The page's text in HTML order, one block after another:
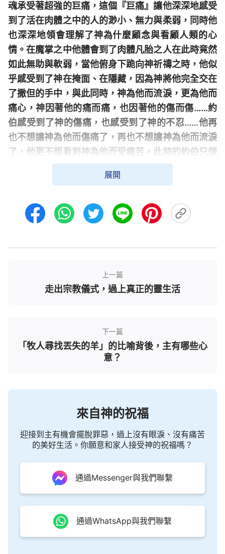
魂承受著超強的巨痛，這個『巨痛』讓他深深地感受
到了活在肉體之中的人的渺小、無力與柔弱，同時他
也深深地領會理解了神為什麼顧念與看顧人類的心
情。在魔掌之中他體會到了肉體凡胎之人在此時竟然
如此無助與軟弱，當他俯身下跪向神祈禱之時，他似
乎感受到了神在掩面、在隱藏，因為神將他完全交在
了撒但的手中，與此同時，神為他而流淚，更為他而
痛心，神因著他的痛而痛，也因著他的傷而傷……約
伯感受到了神的傷痛，也感受到了神的不忍……他再
也不想讓神為他而傷痛了，再也不想讓神為他而流淚
了，他更不想看到神為他而受痛苦。此時的約伯只想
掙脫這肉體凡胎，不再忍受這肉體給他帶來的疼痛，
因為這樣神就不再為他的疼痛而受痛苦了，但是他做
神擔憂』所帶來的痛苦。這雙重的疼痛，一份來自肉
體，一份來自心靈，讓約伯承受撕心裂肺、肝腸寸斷
約伯寧願自己沒有投胎人世，寧願自己不存在，也不
至厭煩與自己有關的一切。他不願再提起他的生日與
和他出生有關的一切，所以他便開口咒詛自己的生
願我生的那日和說懷了男胎的那夜都
著他而受痛苦的自責與虧欠：願那日變為黑暗，願神
不從上面尋找它，願亮光不照於其上。這兩段話將約
伯當時的心情表達到了極致，也將約伯此人的完全正
的信與順服還有他對神的敬畏在此時得到了真正的昇
華，當然，這個『昇華』正是神預期要達到的果
展開
上一篇
走出宗教儀式，過上真正的靈生活
下一篇
「牧人尋找丟失的羊」的比喻背後，主有哪些心
意？
來自神的祝福
迎接到主有機會擺脫罪惡，過上沒有眼淚、沒有痛苦
的美好生活。你願意和家人接受神的祝福嗎？
通過Messenger與我們聯繫
通過WhatsApp與我們聯繫